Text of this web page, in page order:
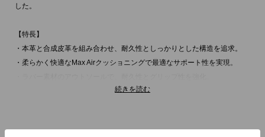
した。
【特長】
・本革と合成皮革を組み合わせ、耐久性としっかりとした構造を追求。
・柔らかく快適なMax Airクッショニングで最適なサポート性を実現。
続きを読む